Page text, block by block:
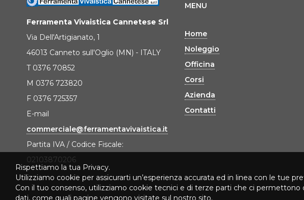
Ferramenta Vivaistica Cannetese Srl
Via Dell'Artigianato, 1
46013 Canneto sull'Oglio (MN) - ITALY
T 0376 70852
M 0376 723820
F 0376 725357
E-mail
commerciale@ferramentavivaistica.it
Partita IVA / Codice Fiscale:
02103870206
MENU
Home
Noleggio
Officina
Corsi
Azienda
Contatti
Rispettiamo la tua Privacy.
Utilizziamo cookie per assicurarti un’esperienza accurata ed in linea con le tue
Con il tuo consenso, utilizziamo cookie tecnici e di terze parti che ci permettono
dati, come quali pagine vengono visitate sul nostro sito.